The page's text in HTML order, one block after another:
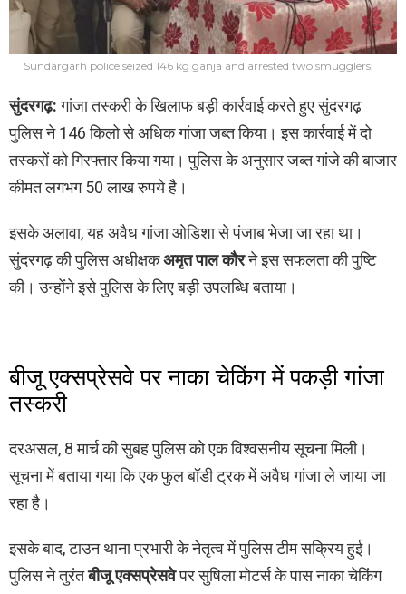
Sundargarh police seized 146 kg ganja and arrested two smugglers.
सुंदरगढ़:गांजा तस्करी के खिलाफ बड़ी कार्रवाई करते हुए सुंदरगढ़
पुलिस ने 146 किलो से अधिक गांजा जब्त किया। इस कार्रवाई में दो
तस्करों को गिरफ्तार किया गया। पुलिस के अनुसार जब्त गांजे की बाजार
कीमत लगभग 50 लाख रुपये है।
इसके अलावा, यह अवैध गांजा ओडिशा से पंजाब भेजा जा रहा था।
सुंदरगढ़ की पुलिस अधीक्षकअमृत पाल कौरने इस सफलता की पुष्टि
की। उन्होंने इसे पुलिस के लिए बड़ी उपलब्धि बताया।
बीजू एक्सप्रेसवे पर नाका चेकिंग में पकड़ी गांजा
तस्करी
दरअसल, 8 मार्च की सुबह पुलिस को एक विश्वसनीय सूचना मिली।
सूचना में बताया गया कि एक फुल बॉडी ट्रक में अवैध गांजा ले जाया जा
रहा है।
इसके बाद, टाउन थाना प्रभारी के नेतृत्व में पुलिस टीम सक्रिय हुई।
पुलिस ने तुरंतबीजू एक्सप्रेसवेपर सुषिला मोटर्स के पास नाका चेकिंग